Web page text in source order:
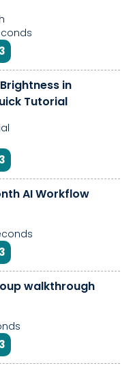
in
Tutorial
AI Workflow
walkthrough